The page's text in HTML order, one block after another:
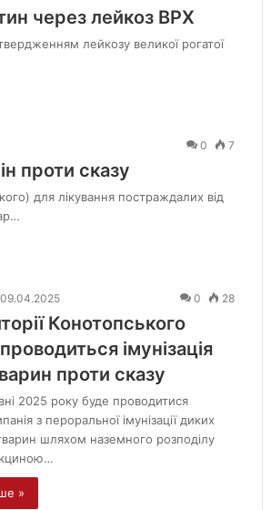
через лейкоз ВРХ
лейкозу великої рогатої
0 7
проти сказу
для лікування постраждалих від
09.04.2025 0 28
Конотопського
імунізація
проти сказу
2025 року буде проводитися
з пероральної імунізації диких
шляхом наземного розподілу
»